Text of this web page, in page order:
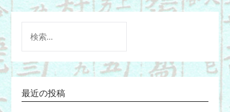
索:
最近の投稿